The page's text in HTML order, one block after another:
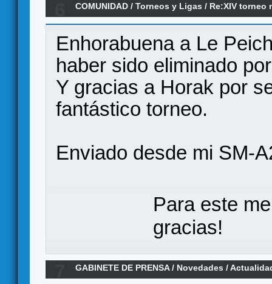
COMUNIDAD /Torneos y Ligas / Re:XIV torneo
Enhorabuena a Le
haber sido eliminado
Y gracias a Horak por
fantástico torneo.
Enviado desde mi SM-
Para este
gracias!
GABINETE DE PRENSA/ Novedades /